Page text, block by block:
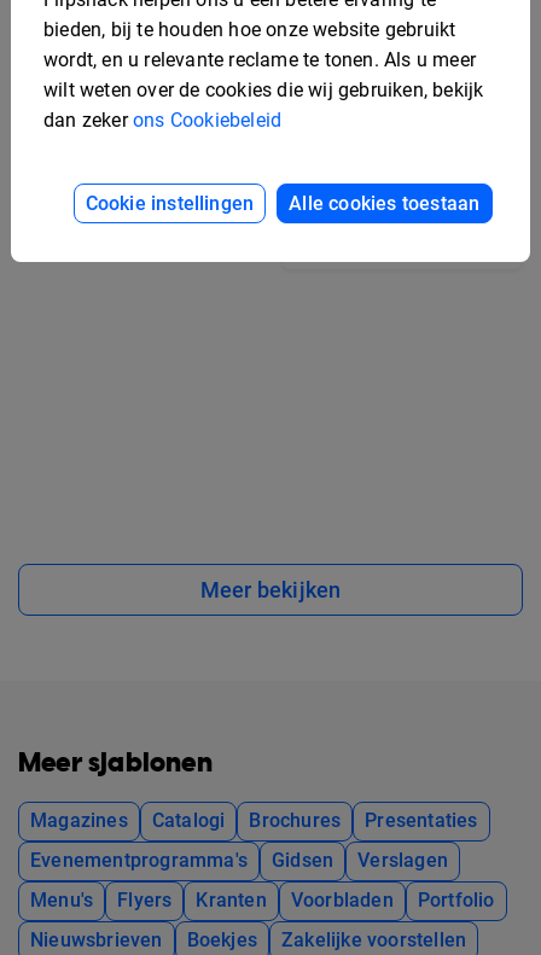
Digitaal Portfolio
Sjabloon
Interactief
Portefeuillebeheer
Meer bekijken
Meer sjablonen
Magazines Catalogi Brochures
Presentaties
Evenementprogramma's
Gidsen
Verslagen
Menu's
Flyers Kranten Voorbladen
Portfolio
Nieuwsbrieven
Boekjes
Zakelijke voorstellen
bieden, bij te houden hoe onze website gebruikt
wordt, en u relevante reclame te tonen. Als u meer
wilt weten over de cookies die wij gebruiken, bekijk
dan zekerons Cookiebeleid
Cookie instellingen Alle cookies toestaan